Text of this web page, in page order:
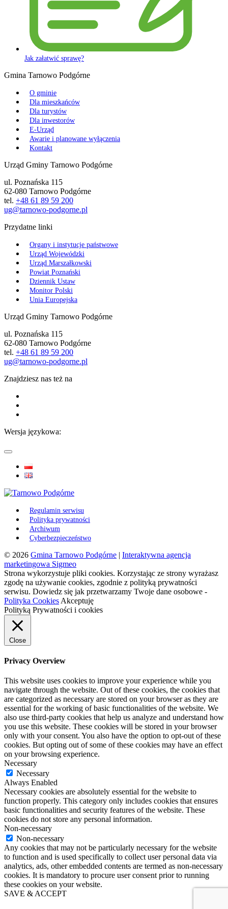
Jak załatwić sprawę?
Gmina Tarnowo Podgórne
O gminie
Dla mieszkańców
Dla turystów
Dla inwestorów
E-Urząd
Awarie i planowane wyłączenia
Kontakt
Urząd Gminy Tarnowo Podgórne
ul. Poznańska 115
62-080 Tarnowo Podgórne
tel. +48 61 89 59 200
ug@tarnowo-podgorne.pl
Przydatne linki
Organy i instytucje państwowe
Urząd Wojewódzki
Urząd Marszałkowski
Powiat Poznański
Dziennik Ustaw
Monitor Polski
Unia Europejska
Urząd Gminy Tarnowo Podgórne
ul. Poznańska 115
62-080 Tarnowo Podgórne
tel. +48 61 89 59 200
ug@tarnowo-podgorne.pl
Znajdziesz nas też na
Wersja językowa:
Regulamin serwisu
Polityka prywatności
Archiwum
Cyberbezpieczeństwo
© 2026 Gmina Tarnowo Podgórne | Interaktywna agencja
marketingowa Sigmeo
Strona wykorzystuje pliki cookies. Korzystając ze strony wyrażasz
zgodę na używanie cookies, zgodnie z polityką prywatności
serwisu. Dowiedz się jak przetwarzamy Twoje dane osobowe -
Polityka Cookies Akceptuję
Polityką Prywatności i cookies
Close
Privacy Overview
This website uses cookies to improve your experience while you
navigate through the website. Out of these cookies, the cookies that
are categorized as necessary are stored on your browser as they are
essential for the working of basic functionalities of the website. We
also use third-party cookies that help us analyze and understand how
you use this website. These cookies will be stored in your browser
only with your consent. You also have the option to opt-out of these
cookies. But opting out of some of these cookies may have an effect
on your browsing experience.
Necessary
Necessary
Always Enabled
Necessary cookies are absolutely essential for the website to
function properly. This category only includes cookies that ensures
basic functionalities and security features of the website. These
cookies do not store any personal information.
Non-necessary
Non-necessary
Any cookies that may not be particularly necessary for the website
to function and is used specifically to collect user personal data via
analytics, ads, other embedded contents are termed as non-necessary
cookies. It is mandatory to procure user consent prior to running
these cookies on your website.
SAVE & ACCEPT